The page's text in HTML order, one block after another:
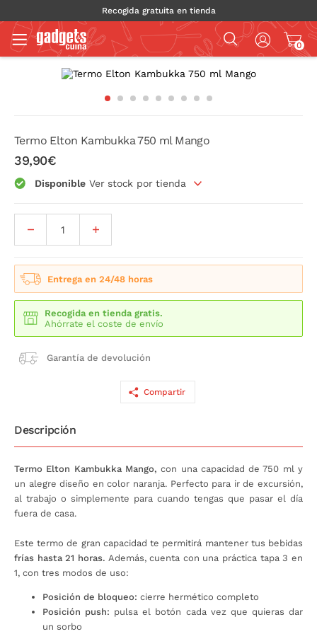
Recogida gratuita en tienda
0
Termo Elton Kambukka 750 ml Mango
39,90€
Disponible Ver stock por tienda
Entrega en 24/48 horas
Recogida en tienda gratis.
Ahórrate el coste de envío
Garantía de devolución
Compartir
Descripción
Termo Elton Kambukka Mango,con una capacidad de 750 ml y
un alegre diseño en color naranja. Perfecto para ir de excursión,
al trabajo o simplemente para cuando tengas que pasar el día
fuera de casa.
Este termo de gran capacidad te permitirá mantener tus bebidas
frías hasta 21 horas. Además, cuenta con una práctica tapa 3 en
1, con tres modos de uso:
Posición de bloqueo: cierre hermético completo
Posición push: pulsa el botón cada vez que quieras dar
un sorbo